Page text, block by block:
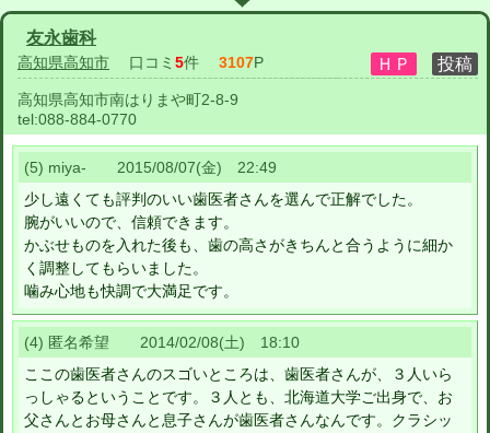
友永歯科
高知県高知市 口コミ 5件 3107P
高知県高知市南はりまや町2-8-9
tel:088-884-0770
(5) miya- 2015/08/07(金) 22:49
少し遠くても評判のいい歯医者さんを選んで正解でした。
腕がいいので、信頼できます。
かぶせものを入れた後も、歯の高さがきちんと合うように細か
く調整してもらいました。
噛み心地も快調で大満足です。
(4) 匿名希望 2014/02/08(土) 18:10
ここの歯医者さんのスゴいところは、歯医者さんが、３人いら
っしゃるということです。３人とも、北海道大学ご出身で、お
父さんとお母さんと息子さんが歯医者さんなんです。クラシッ